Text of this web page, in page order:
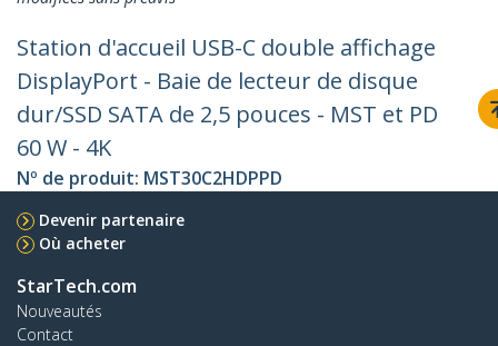
Station d'accueil USB-C double affichage
DisplayPort - Baie de lecteur de disque
dur/SSD SATA de 2,5 pouces - MST et PD
60 W - 4K
Nº de produit: MST30C2HDPPD
Devenir partenaire
Où acheter
StarTech.com
Nouveautés
Contact